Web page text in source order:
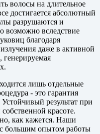
волосы на длительное
достигается абсолютный
разрушаются и
возможно вследствие
благодаря
даже в активной
генерируемая
лишь отдельные
- это гарантия
результат при
красоте.
как кажется. Наши
большим опытом работы